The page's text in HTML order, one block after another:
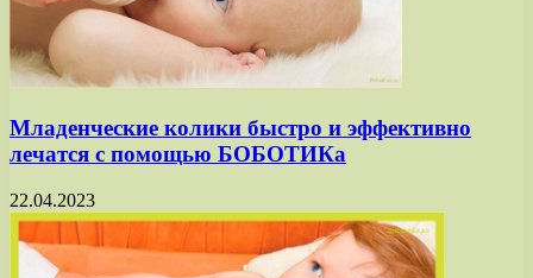
Младенческие колики быстро и эффективно
лечатся с помощью БОБОТИКа
22.04.2023